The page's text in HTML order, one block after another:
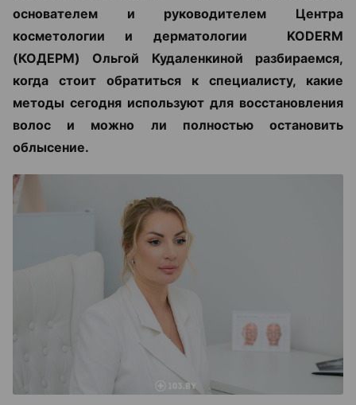
основателем и руководителем Центра
косметологии и дерматологии KODERM
(КОДЕРМ) Ольгой Кудаленкиной разбираемся,
когда стоит обратиться к специалисту, какие
методы сегодня используют для восстановления
волос и можно ли полностью остановить
облысение.